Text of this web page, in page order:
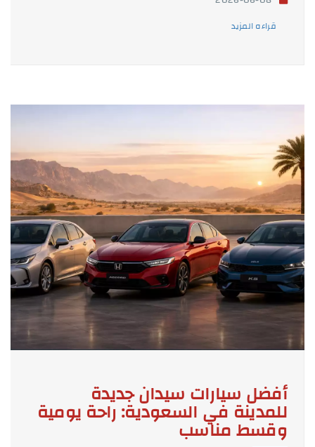
قراءه المزيد
أفضل سيارات سيدان جديدة
للمدينة في السعودية: راحة يومية
وقسط مناسب